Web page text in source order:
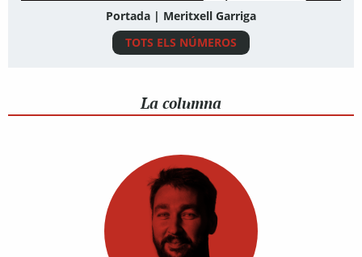
Portada | Meritxell Garriga
TOTS ELS NÚMEROS
La columna